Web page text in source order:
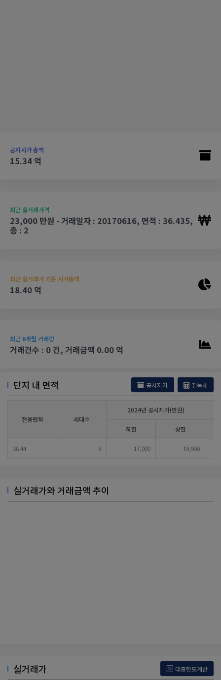
공지시가 총액
15.34 억
최근 실거래가격
23,000 만원 - 거래일자 : 20170616, 면적 : 36.435,
층 : 2
최근 실거래가 기준 시가총액
18.40 억
최근 6개월 거래량
거래건수 : 0 건, 거래금액 0.00 억
단지 내 면적 공시지가 취득세
전용면적 세대수
2024년 공시지가(만원)
하한 상한
36.44 8 17,000 19,900
실거래가와 거래금액 추이
실거래가 대출한도계산